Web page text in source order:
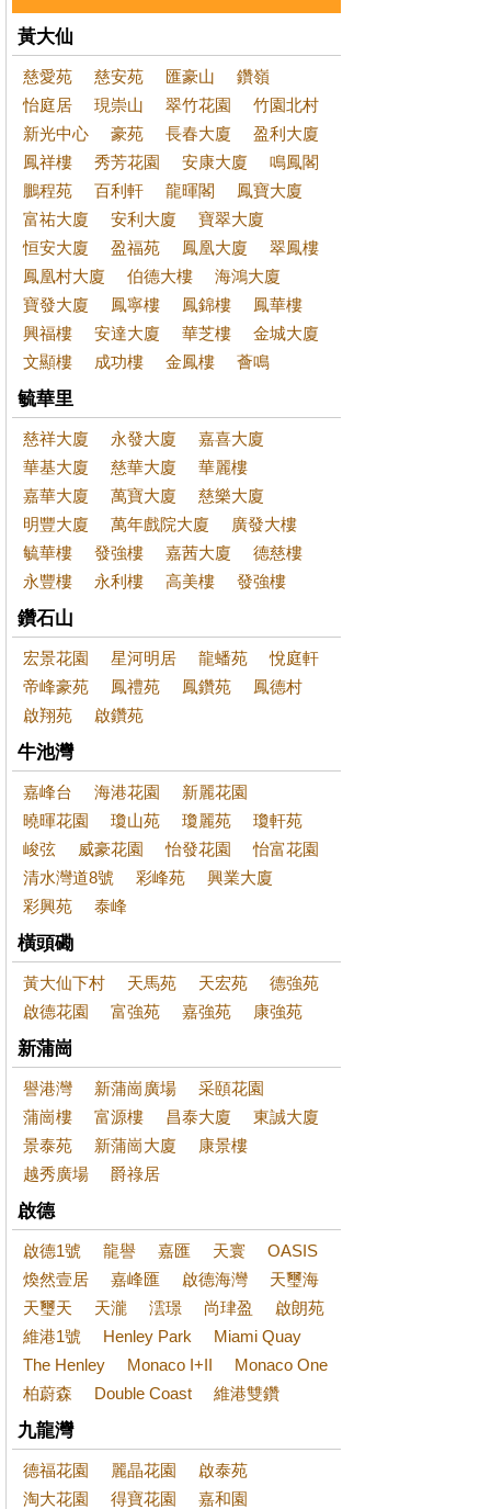
黃大仙
慈愛苑 慈安苑 匯豪山
鑽嶺
怡庭居
現崇山 翠竹花園
竹園北村
新光中心
豪苑 長春大廈
盈利大廈
鳳祥樓
秀芳花園 安康大廈
鳴鳳閣
鵬程苑
百利軒 龍暉閣
鳳寶大廈
富祐大廈
安利大廈
寶翠大廈
恒安大廈
盈福苑 鳳凰大廈
翠鳳樓
鳳凰村大廈
伯德大樓
海鴻大廈
寶發大廈
鳳寧樓 鳳錦樓
鳳華樓
興福樓
安達大廈 華芝樓
金城大廈
文顯樓
成功樓 金鳳樓 薈鳴
毓華里
慈祥大廈 永發大廈
嘉喜大廈
華基大廈
慈華大廈
華麗樓
嘉華大廈
萬寶大廈
慈樂大廈
明豐大廈
萬年戲院大廈
廣發大樓
毓華樓
發強樓 嘉茜大廈
德慈樓
永豐樓
永利樓 高美樓 發強樓
鑽石山
宏景花園 星河明居 龍蟠苑
悅庭軒
帝峰豪苑
鳳禮苑 鳳鑽苑
鳳德村
啟翔苑
啟鑽苑
牛池灣
嘉峰台 海港花園
新麗花園
曉暉花園
瓊山苑 瓊麗苑
瓊軒苑
峻弦
威豪花園 怡發花園
怡富花園
清水灣道8號
彩峰苑
興業大廈
彩興苑
泰峰
橫頭磡
黃大仙下村 天馬苑 天宏苑
德強苑
啟德花園
富強苑 嘉強苑 康強苑
新蒲崗
譽港灣 新蒲崗廣場
采頤花園
蒲崗樓
富源樓 昌泰大廈
東誠大廈
景泰苑
新蒲崗大廈
康景樓
越秀廣場
爵祿居
啟德
啟德1號 龍譽 嘉匯 天寰
OASIS
煥然壹居
嘉峰匯 啟德海灣
天璽海
天璽天
天瀧 澐璟 尚珒盈
啟朗苑
維港1號
Henley Park
Miami Quay
The Henley
Monaco I+II
Monaco One
柏蔚森
Double Coast 維港雙鑽
九龍灣
德福花園 麗晶花園
啟泰苑
淘大花園
得寶花園 嘉和園